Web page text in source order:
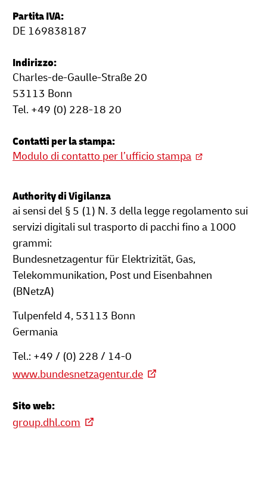
Partita IVA:
DE 169838187
Indirizzo:
Charles-de-Gaulle-Straße 20
53113 Bonn
Tel. +49 (0) 228-18 20
Contatti per la stampa:
Modulo di contatto per l’ufficio stampa
Authority di Vigilanza
ai sensi del § 5 (1) N. 3 della legge regolamento sui
servizi digitali sul trasporto di pacchi fino a 1000
grammi:
Bundesnetzagentur für Elektrizität, Gas,
Telekommunikation, Post und Eisenbahnen
(BNetzA)
Tulpenfeld 4, 53113 Bonn
Germania
Tel.: +49 / (0) 228 / 14-0
www.bundesnetzagentur.de
Sito web:
group.dhl.com